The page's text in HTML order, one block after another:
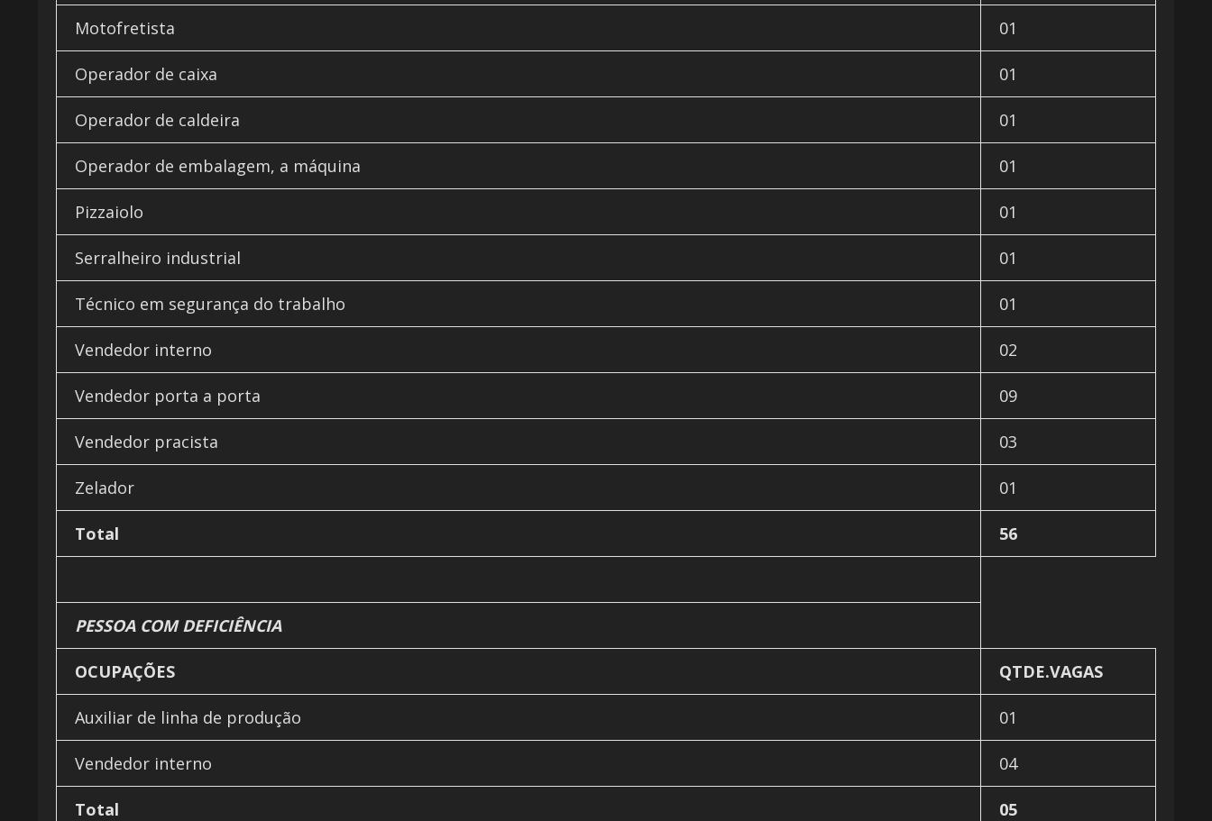
Motofretista 01
Operador de caixa 01
Operador de caldeira 01
Operador de embalagem, a máquina 01
Pizzaiolo 01
Serralheiro industrial 01
Técnico em segurança do trabalho 01
Vendedor interno 02
Vendedor porta a porta 09
Vendedor pracista 03
Zelador 01
Total 56
PESSOA COM DEFICIÊNCIA
OCUPAÇÕES QTDE.VAGAS
Auxiliar de linha de produção 01
Vendedor interno 04
Total 05